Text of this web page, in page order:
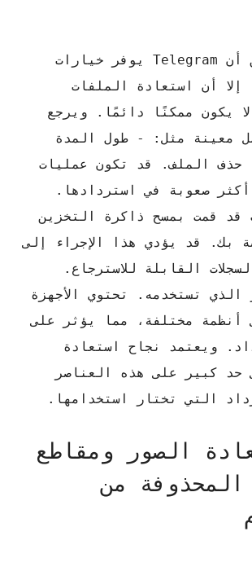
على الرغم من أن Telegram يوفر خيارات
إلا أن استعادة الملفات
لا يكون ممكنًا دائمًا. ويرجع
معينة مثل: - طول المدة
حذف الملف.
قد تكون عمليات
أكثر صعوبة في استردادها.
قمت بمسح ذاكرة التخزين
بك.
قد يؤدي هذا الإجراء إلى
القابلة للاسترجاع.
الذي تستخدمه.
تحتوي الأجهزة
أنظمة مختلفة، مما يؤثر على
ويعتمد نجاح استعادة
حد كبير على هذه العناصر
التي تختار استخدامها.
الصور ومقاطع
المحذوفة من